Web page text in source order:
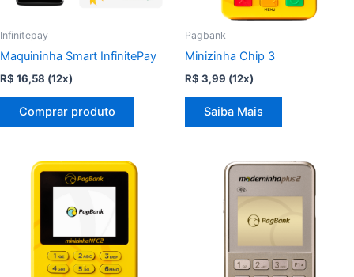
Infinitepay
Maquininha Smart InfinitePay
R$ 16,58 (12x)
Comprar produto
Pagbank
Minizinha Chip 3
R$ 3,99 (12x)
Saiba Mais